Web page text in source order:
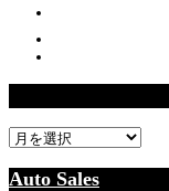
過
記
Auto Sales